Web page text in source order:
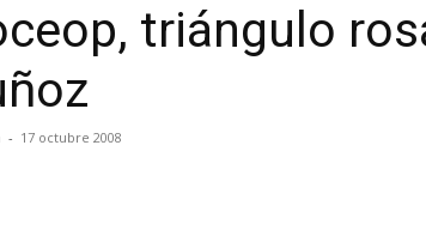
triángulo
- 17 octubre 2008